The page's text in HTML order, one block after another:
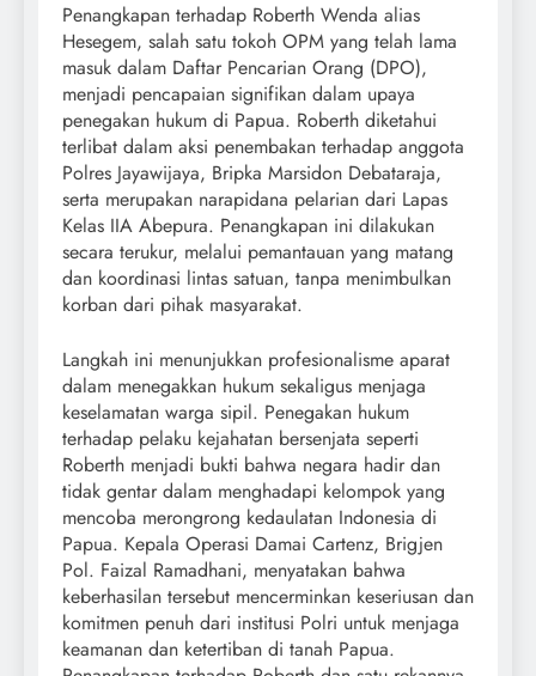
Penangkapan terhadap Roberth Wenda alias
Hesegem, salah satu tokoh OPM yang telah lama
masuk dalam Daftar Pencarian Orang (DPO),
menjadi pencapaian signifikan dalam upaya
penegakan hukum di Papua. Roberth diketahui
terlibat dalam aksi penembakan terhadap anggota
Polres Jayawijaya, Bripka Marsidon Debataraja,
serta merupakan narapidana pelarian dari Lapas
Kelas IIA Abepura. Penangkapan ini dilakukan
secara terukur, melalui pemantauan yang matang
dan koordinasi lintas satuan, tanpa menimbulkan
korban dari pihak masyarakat.
Langkah ini menunjukkan profesionalisme aparat
dalam menegakkan hukum sekaligus menjaga
keselamatan warga sipil. Penegakan hukum
terhadap pelaku kejahatan bersenjata seperti
Roberth menjadi bukti bahwa negara hadir dan
tidak gentar dalam menghadapi kelompok yang
mencoba merongrong kedaulatan Indonesia di
Papua. Kepala Operasi Damai Cartenz, Brigjen
Pol. Faizal Ramadhani, menyatakan bahwa
keberhasilan tersebut mencerminkan keseriusan dan
komitmen penuh dari institusi Polri untuk menjaga
keamanan dan ketertiban di tanah Papua.